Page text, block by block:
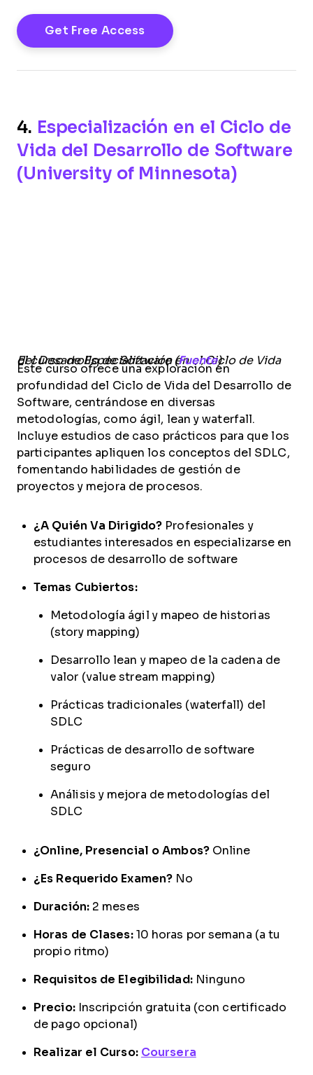
4. Especialización en el Ciclo de
Vida del Desarrollo de Software
(University of Minnesota)
El curso de Especialización en el Ciclo de Vida del Desarrollo de Software (Fuente)
Este curso ofrece una exploración en
profundidad del Ciclo de Vida del Desarrollo de
Software, centrándose en diversas
metodologías, como ágil, lean y waterfall.
Incluye estudios de caso prácticos para que los
participantes apliquen los conceptos del SDLC,
fomentando habilidades de gestión de
proyectos y mejora de procesos.
¿A Quién Va Dirigido? Profesionales y
estudiantes interesados en especializarse en
procesos de desarrollo de software
Temas Cubiertos:
Metodología ágil y mapeo de historias
(story mapping)
Desarrollo lean y mapeo de la cadena de
valor (value stream mapping)
Prácticas tradicionales (waterfall) del
SDLC
Prácticas de desarrollo de software
seguro
Análisis y mejora de metodologías del
SDLC
¿Online, Presencial o Ambos?Online
¿Es Requerido Examen? No
Duración:2 meses
Horas de Clases:10 horas por semana (a tu
propio ritmo)
Requisitos de Elegibilidad:Ninguno
Precio:Inscripción gratuita (con certificado
de pago opcional)
Realizar el Curso: Coursera